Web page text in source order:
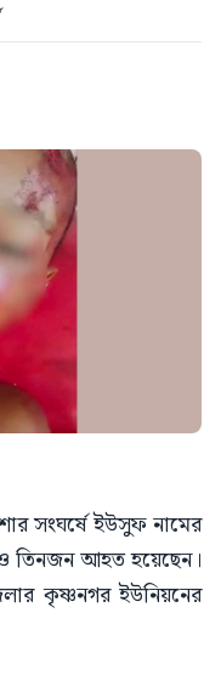
সংঘর্ষে ইউসুফ নামের
তিনজন আহত হয়েছেন।
কৃষ্ণনগর ইউনিয়নের